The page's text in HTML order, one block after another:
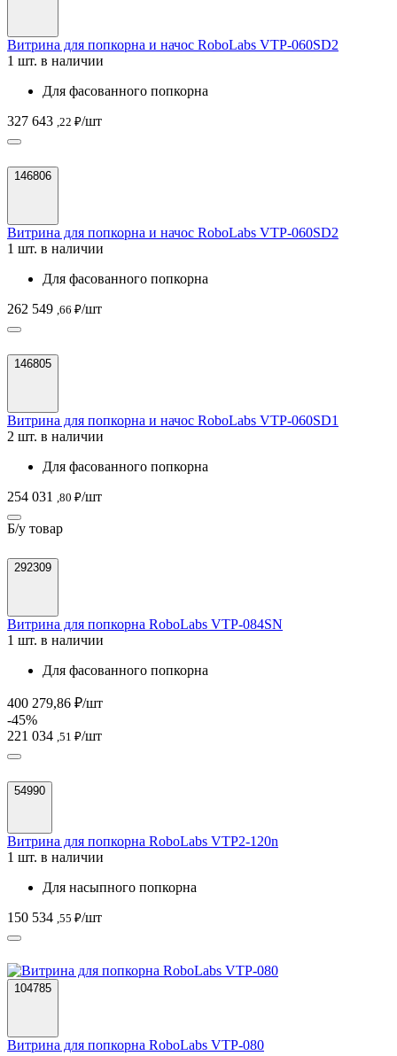
Витрина для попкорна и начос RoboLabs VTP-060SD2
1 шт. в наличии
Для фасованного попкорна
327 643 ,22 ₽/шт
146806
Витрина для попкорна и начос RoboLabs VTP-060SD2
1 шт. в наличии
Для фасованного попкорна
262 549 ,66 ₽/шт
146805
Витрина для попкорна и начос RoboLabs VTP-060SD1
2 шт. в наличии
Для фасованного попкорна
254 031 ,80 ₽/шт
Б/у товар
292309
Витрина для попкорна RoboLabs VTP-084SN
1 шт. в наличии
Для фасованного попкорна
400 279,86 ₽/шт
-45%
221 034 ,51 ₽/шт
54990
Витрина для попкорна RoboLabs VTP2-120n
1 шт. в наличии
Для насыпного попкорна
150 534 ,55 ₽/шт
104785
Витрина для попкорна RoboLabs VTP-080